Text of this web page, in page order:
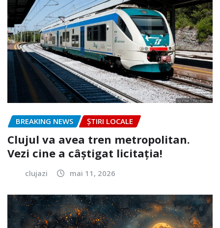
BREAKING NEWS ȘTIRI LOCALE
Clujul va avea tren metropolitan.
Vezi cine a câștigat licitația!
clujazi mai 11, 2026